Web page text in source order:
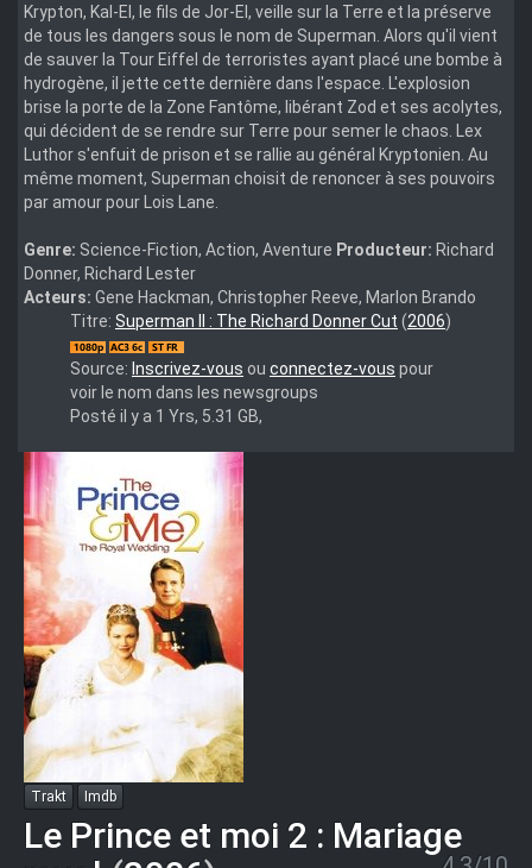
Krypton, Kal-El, le fils de Jor-El, veille sur la Terre et la préserve
de tous les dangers sous le nom de Superman. Alors qu'il vient
de sauver la Tour Eiffel de terroristes ayant placé une bombe à
hydrogène, il jette cette dernière dans l'espace. L'explosion
brise la porte de la Zone Fantôme, libérant Zod et ses acolytes,
qui décident de se rendre sur Terre pour semer le chaos. Lex
Luthor s'enfuit de prison et se rallie au général Kryptonien. Au
même moment, Superman choisit de renoncer à ses pouvoirs
par amour pour Lois Lane.
Genre: Science-Fiction, Action, Aventure Producteur: Richard
Donner, Richard Lester
Acteurs: Gene Hackman, Christopher Reeve, Marlon Brando
CtrlHD
Titre: Superman II : The Richard Donner Cut (2006)
Source: Inscrivez-vous ou connectez-vous pour
voir le nom dans les newsgroups
Posté il y a 1 Yrs, 5.31 GB,
Trakt Imdb
Le Prince et moi 2 : Mariage